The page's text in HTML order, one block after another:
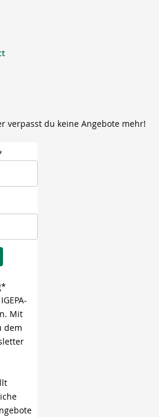
verpasst du keine Angebote mehr!
Mit
dem